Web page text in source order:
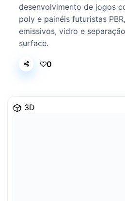
desenvolvimento de jogos
poly e painéis futuristas
emissivos, vidro e
surface.
0
3D